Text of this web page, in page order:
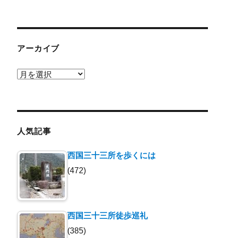
アーカイブ
ア
ブ
人気記事
西国三十三所を歩くには
(472)
西国三十三所徒歩巡礼
(385)